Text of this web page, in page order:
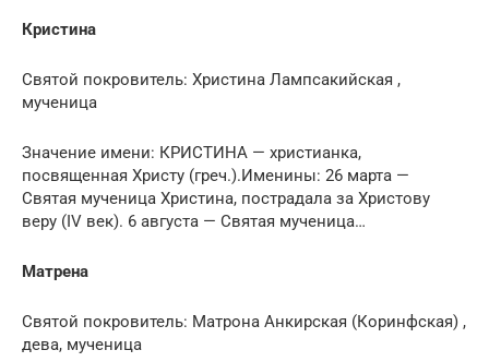
Кристина
Святой покровитель: Христина Лампсакийская ,
мученица
Значение имени: КРИСТИНА — христианка,
посвященная Христу (греч.).Именины: 26 марта —
Святая мученица Христина, пострадала за Христову
веру (IV век). 6 августа — Святая мученица…
Матрена
Святой покровитель: Матрона Анкирская (Коринфская) ,
дева, мученица